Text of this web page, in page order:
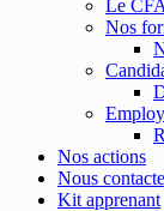
Le
Nos
Nos actions
Nous
Kit apprenant